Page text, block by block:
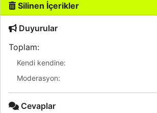
Silinen İçerikler
Duyurular
Toplam:
Kendi kendine:
Moderasyon:
Cevaplar